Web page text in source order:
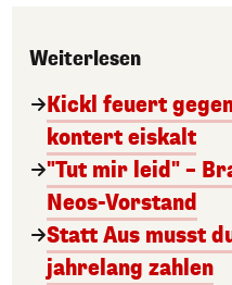
Weiterlesen
Kickl feuert
kontert eiskalt
"Tut mir leid" –
Neos-Vorstand
Statt Aus musst
jahrelang zahlen